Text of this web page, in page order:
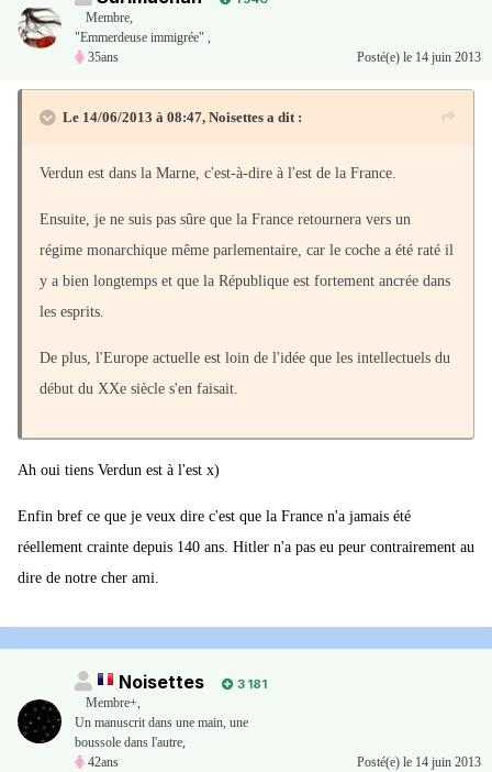
Membre,
"Emmerdeuse immigrée" ,
35ans
Posté(e) le 14 juin 2013
Le 14/06/2013 à 08:47, Noisettes a dit :
Verdun est dans la Marne, c'est-à-dire à l'est de la France.
Ensuite, je ne suis pas sûre que la France retournera vers un
régime monarchique même parlementaire, car le coche a été raté il
y a bien longtemps et que la République est fortement ancrée dans
les esprits.
De plus, l'Europe actuelle est loin de l'idée que les intellectuels du
début du XXe siècle s'en faisait.
Ah oui tiens Verdun est à l'est x)
Enfin bref ce que je veux dire c'est que la France n'a jamais été
réellement crainte depuis 140 ans. Hitler n'a pas eu peur contrairement au
dire de notre cher ami.
Noisettes
3 181
Membre+,
Un manuscrit dans une main, une
boussole dans l'autre,
42ans
Posté(e) le 14 juin 2013